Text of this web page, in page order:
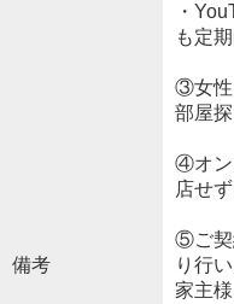
備考
・
も定
③女性
部屋
④オン
店せ
⑤ご契
り行
家主